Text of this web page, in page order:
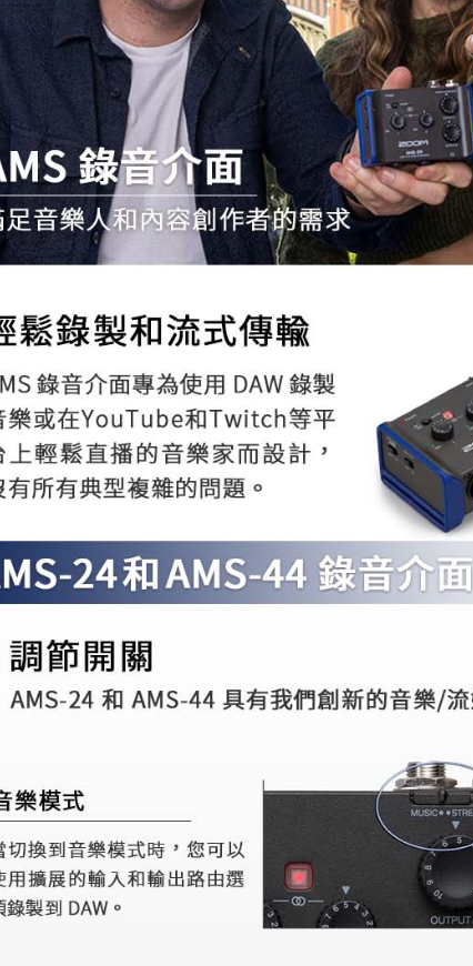
先享後
※ 交易
是否
付客
【注
１．
交易
求債權
２．
３．
「
４．
即時
結果
５．
形，
動。
每筆
宅配
每筆
付款後
免運費